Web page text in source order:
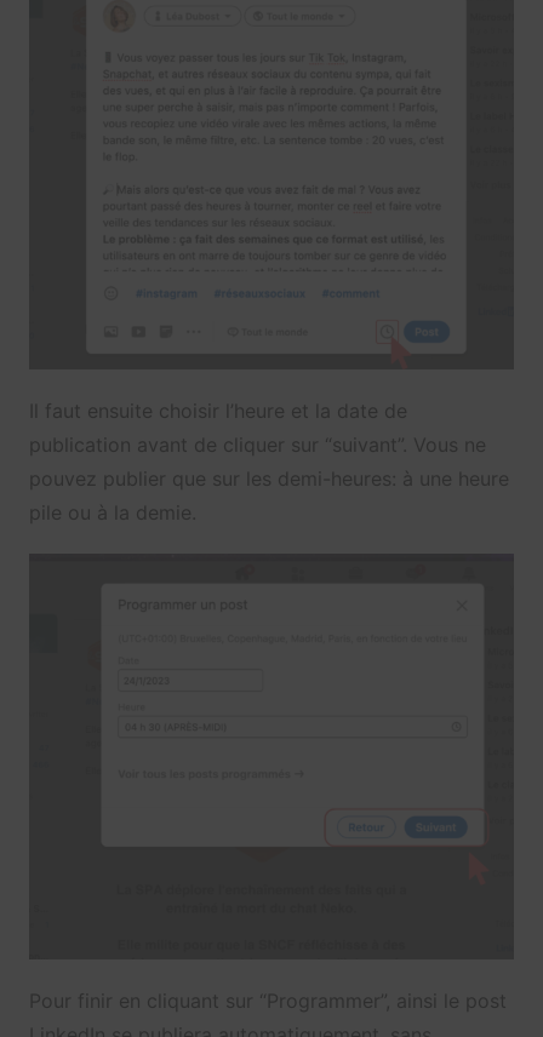
Il faut ensuite choisir l’heure et la date de
publication avant de cliquer sur “suivant”. Vous ne
pouvez publier que sur les demi-heures: à une heure
pile ou à la demie.
Pour finir en cliquant sur “Programmer”, ainsi le post